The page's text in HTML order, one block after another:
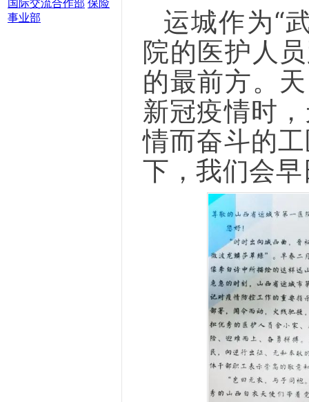
国际交流合作部 保险
事业部
运城作为“
院的医护人
的最前方。
新冠疫情时
情而奋斗的
下，我们会